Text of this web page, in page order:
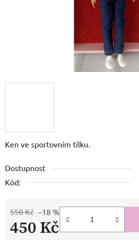
Ken ve sportovním tílku.
Dostupnost
Kód:
550 Kč –18 %
450 Kč